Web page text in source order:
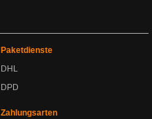
Paketdienste
DHL
DPD
Zahlungsarten